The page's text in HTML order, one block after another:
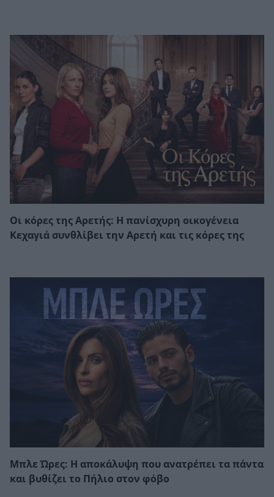
Οι κόρες της Αρετής: Η πανίσχυρη οικογένεια
Κεχαγιά συνθλίβει την Αρετή και τις κόρες της
Μπλε Ώρες: Η αποκάλυψη που ανατρέπει τα πάντα
και βυθίζει το Πήλιο στον φόβο